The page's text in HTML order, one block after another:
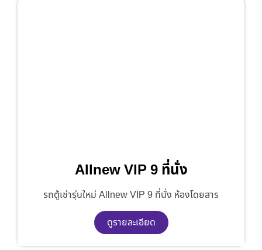
Allnew VIP 9 ที่นั่ง
รถตู้เช่ารุ่นใหม่ Allnew VIP 9 ที่นั่ง ห้องโดยสาร
ดูรายละเอียด